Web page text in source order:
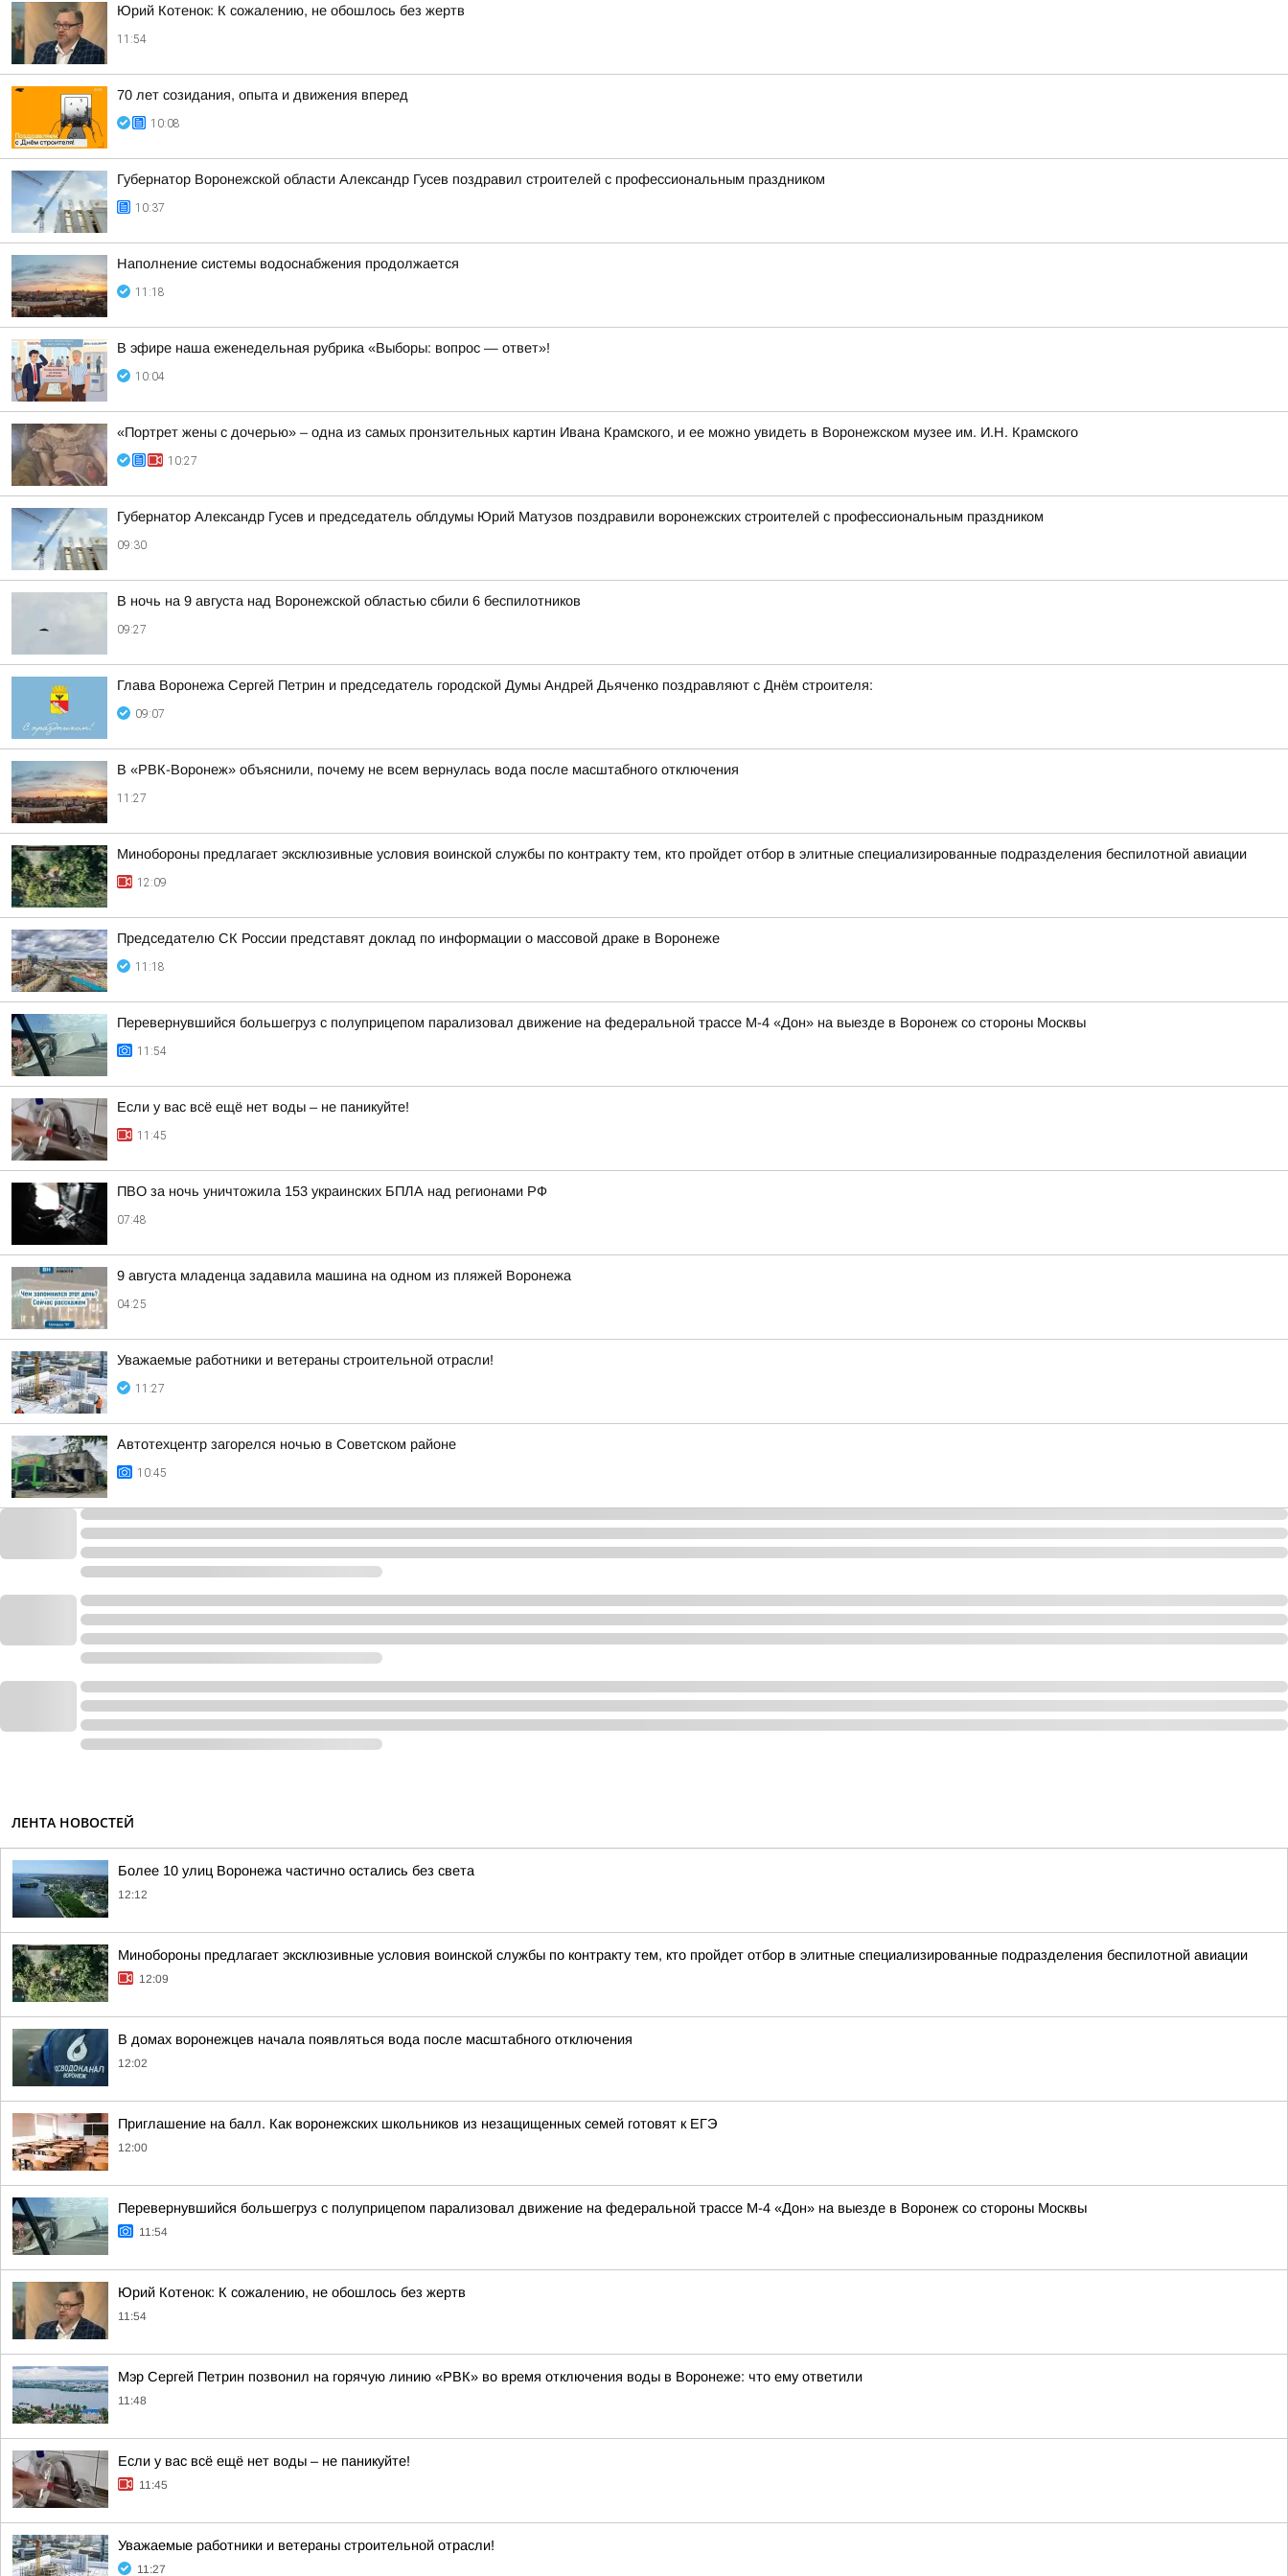
Юрий Котенок: К сожалению, не обошлось без жертв
11:54
70 лет созидания, опыта и движения вперед
10:08
Губернатор Воронежской области Александр Гусев поздравил строителей с профессиональным праздником
10:37
Наполнение системы водоснабжения продолжается
11:18
В эфире наша еженедельная рубрика «Выборы: вопрос — ответ»!
10:04
«Портрет жены с дочерью» – одна из самых пронзительных картин Ивана Крамского, и ее можно увидеть в Воронежском музее им. И.Н. Крамского
10:27
Губернатор Александр Гусев и председатель облдумы Юрий Матузов поздравили воронежских строителей с профессиональным праздником
09:30
В ночь на 9 августа над Воронежской областью сбили 6 беспилотников
09:27
Глава Воронежа Сергей Петрин и председатель городской Думы Андрей Дьяченко поздравляют с Днём строителя:
09:07
В «РВК-Воронеж» объяснили, почему не всем вернулась вода после масштабного отключения
11:27
Минобороны предлагает эксклюзивные условия воинской службы по контракту тем, кто пройдет отбор в элитные специализированные подразделения беспилотной авиации
12:09
Председателю СК России представят доклад по информации о массовой драке в Воронеже
11:18
Перевернувшийся большегруз с полуприцепом парализовал движение на федеральной трассе М-4 «Дон» на выезде в Воронеж со стороны Москвы
11:54
Если у вас всё ещё нет воды – не паникуйте!
11:45
ПВО за ночь уничтожила 153 украинских БПЛА над регионами РФ
07:48
9 августа младенца задавила машина на одном из пляжей Воронежа
04:25
Уважаемые работники и ветераны строительной отрасли!
11:27
Автотехцентр загорелся ночью в Советском районе
10:45
ЛЕНТА НОВОСТЕЙ
Более 10 улиц Воронежа частично остались без света
12:12
Минобороны предлагает эксклюзивные условия воинской службы по контракту тем, кто пройдет отбор в элитные специализированные подразделения беспилотной авиации
12:09
В домах воронежцев начала появляться вода после масштабного отключения
12:02
Приглашение на балл. Как воронежских школьников из незащищенных семей готовят к ЕГЭ
12:00
Перевернувшийся большегруз с полуприцепом парализовал движение на федеральной трассе М-4 «Дон» на выезде в Воронеж со стороны Москвы
11:54
Юрий Котенок: К сожалению, не обошлось без жертв
11:54
Мэр Сергей Петрин позвонил на горячую линию «РВК» во время отключения воды в Воронеже: что ему ответили
11:48
Если у вас всё ещё нет воды – не паникуйте!
11:45
Уважаемые работники и ветераны строительной отрасли!
11:27